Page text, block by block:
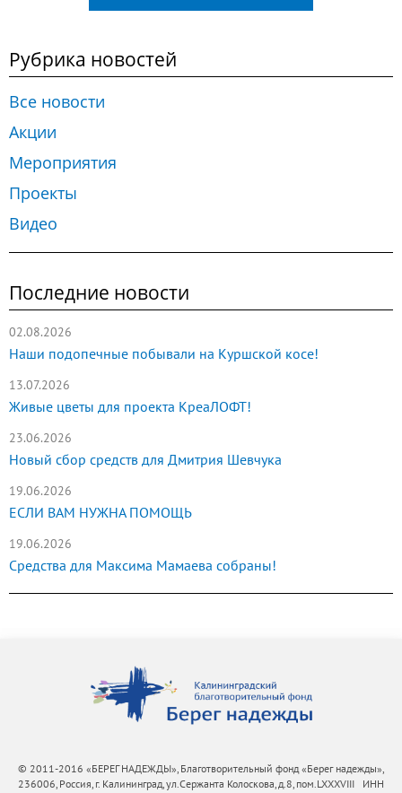
Рубрика новостей
Все новости
Акции
Мероприятия
Проекты
Видео
Последние новости
02.08.2026
Наши подопечные побывали на Куршской косе!
13.07.2026
Живые цветы для проекта КреаЛОФТ!
23.06.2026
Новый сбор средств для Дмитрия Шевчука
19.06.2026
ЕСЛИ ВАМ НУЖНА ПОМОЩЬ
19.06.2026
Средства для Максима Мамаева собраны!
© 2011-2016 «БЕРЕГ НАДЕЖДЫ», Благотворительный фонд «Берег надежды»,
236006, Россия, г. Калининград, ул.Сержанта Колоскова, д.8, пом.LXXXVIII ИНН